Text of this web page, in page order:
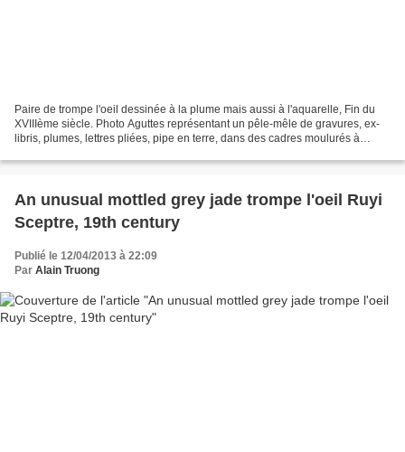
Paire de trompe l'oeil dessinée à la plume mais aussi à l'aquarelle, Fin du
XVIIIème siècle. Photo Aguttes représentant un pêle-mêle de gravures, ex-
libris, plumes, lettres pliées, pipe en terre, dans des cadres moulurés à
An unusual mottled grey jade trompe l'oeil Ruyi
Sceptre, 19th century
Publié le 12/04/2013 à 22:09
Par Alain Truong